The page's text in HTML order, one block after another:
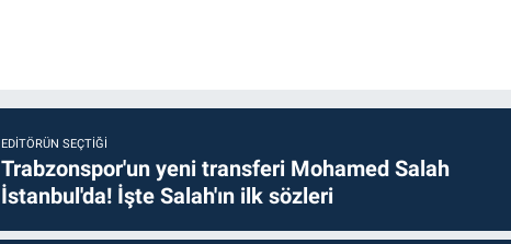
EDITÖRÜN SEÇTIĞI
Trabzonspor'un yeni transferi Mohamed Salah
İstanbul'da! İşte Salah'ın ilk sözleri